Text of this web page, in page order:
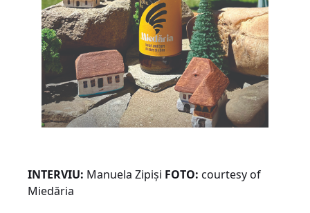
INTERVIU: Manuela Zipiși FOTO: courtesy of
Miedăria